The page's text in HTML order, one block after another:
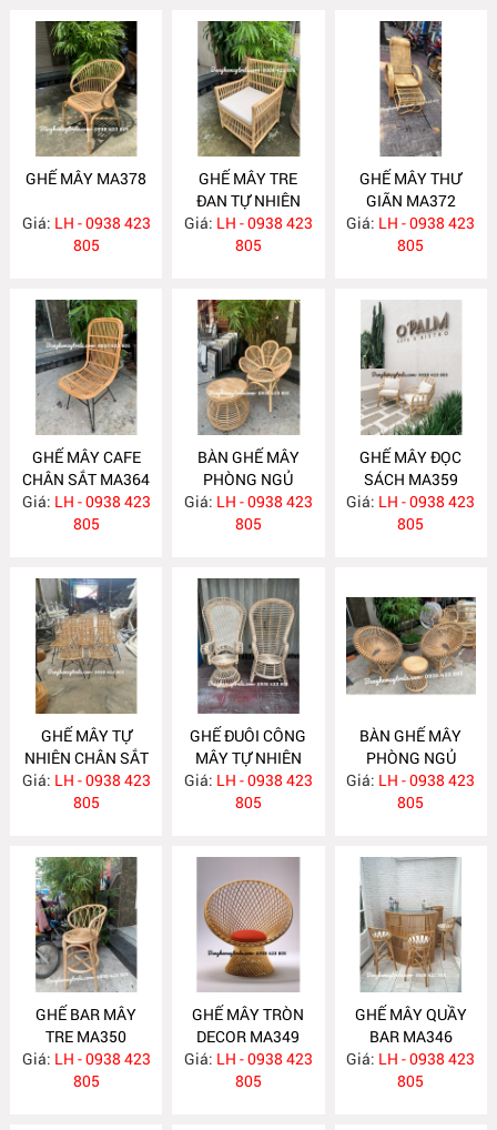
GHẾ MÂY MA378
Giá: LH - 0938 423
805
GHẾ MÂY TRE
ĐAN TỰ NHIÊN
MA377
Giá: LH - 0938 423
805
GHẾ MÂY THƯ
GIÃN MA372
Giá: LH - 0938 423
805
GHẾ MÂY CAFE
CHÂN SẮT MA364
Giá: LH - 0938 423
805
BÀN GHẾ MÂY
PHÒNG NGỦ
MA360
Giá: LH - 0938 423
805
GHẾ MÂY ĐỌC
SÁCH MA359
Giá: LH - 0938 423
805
GHẾ MÂY TỰ
NHIÊN CHÂN SẮT
MA358
Giá: LH - 0938 423
805
GHẾ ĐUÔI CÔNG
MÂY TỰ NHIÊN
MA357
Giá: LH - 0938 423
805
BÀN GHẾ MÂY
PHÒNG NGỦ
MA352
Giá: LH - 0938 423
805
GHẾ BAR MÂY
TRE MA350
Giá: LH - 0938 423
805
GHẾ MÂY TRÒN
DECOR MA349
Giá: LH - 0938 423
805
GHẾ MÂY QUẦY
BAR MA346
Giá: LH - 0938 423
805